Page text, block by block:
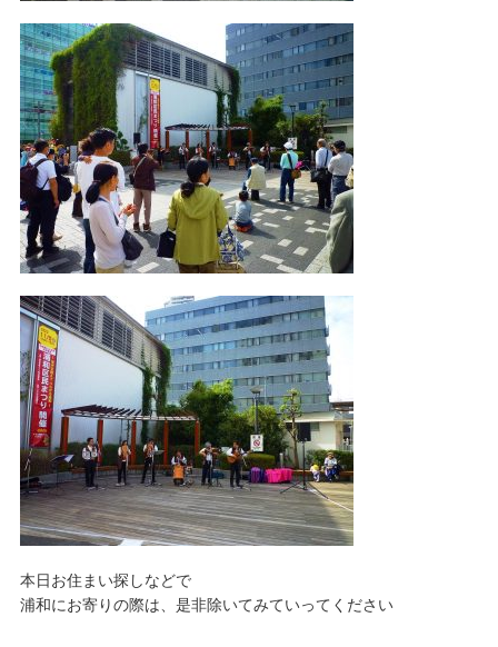
本日お住まい探しなどで
浦和にお寄りの際は、是非除いてみていってください